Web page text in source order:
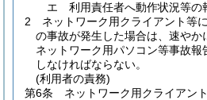
エ
利用責任者へ動作状況等の
2
ネットワーク用クライアント等
の事故が発生した場合は、速やか
ネットワーク用パソコン等事故報
しなければならない。
(利用者の責務)
第6条
ネットワーク用クライアン